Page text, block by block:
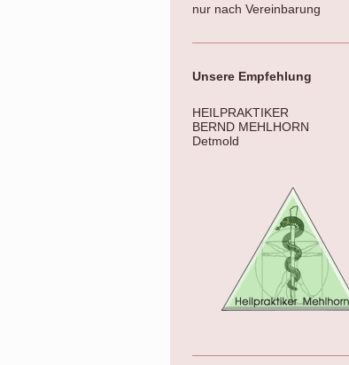
nur nach Vereinbarung
Unsere Empfehlung
HEILPRAKTIKER
BERND MEHLHORN
Detmold